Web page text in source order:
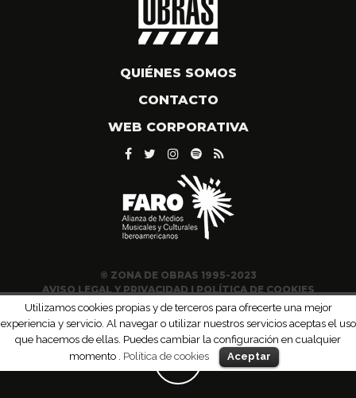
QUIÉNES SOMOS
CONTACTO
WEB CORPORATIVA
© ZONA DE OBRAS 1995-2023
AVISO LEGAL Y PRIVACIDAD|POLÍTICA DE COOKIES
Utilizamos cookies propias y de terceros para ofrecerte una mejor
experiencia y servicio. Al navegar o utilizar nuestros servicios aceptas el uso
que hacemos de ellas. Puedes cambiar la configuración en cualquier
momento . Política de cookies Aceptar